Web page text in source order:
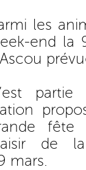
les
end la
de
mars.